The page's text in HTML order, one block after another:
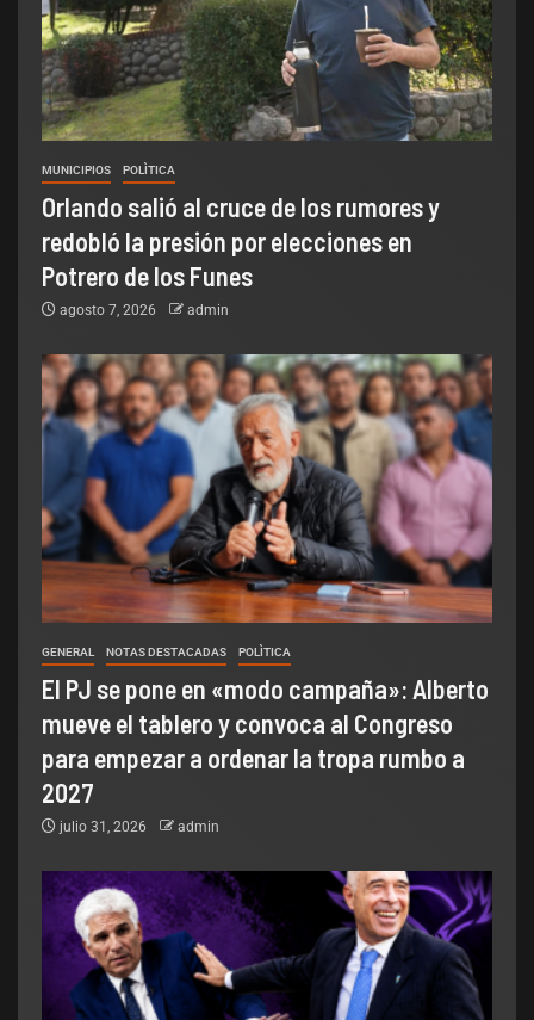
MUNICIPIOS POLÌTICA
Orlando salió al cruce de los rumores y
redobló la presión por elecciones en
Potrero de los Funes
agosto 7, 2026 admin
GENERAL NOTAS DESTACADAS POLÌTICA
El PJ se pone en «modo campaña»: Alberto
mueve el tablero y convoca al Congreso
para empezar a ordenar la tropa rumbo a
2027
julio 31, 2026 admin